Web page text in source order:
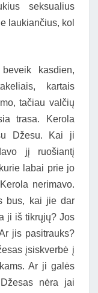
seksualius
laukiančius, kol
kasdien,
kartais
tačiau valčių
trasa. Kerola
Džesu. Kai ji
jį ruošiantį
labai prie jo
nerimavo.
bus, kai jie dar
ji iš tikrųjų? Jos
jis pasitrauks?
įsiskverbė į
Ar ji galės
nėra jai